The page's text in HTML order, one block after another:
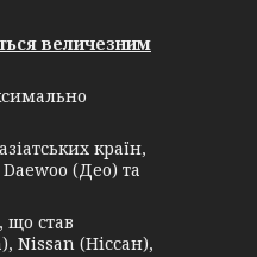
величезним
країн,
(Део) та
став
Nissan (Ніссан),